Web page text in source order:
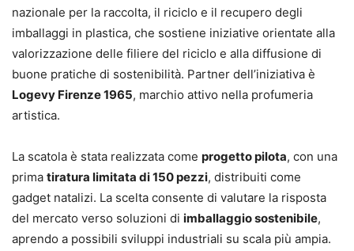
nazionale per la raccolta, il riciclo e il recupero degli
imballaggi in plastica, che sostiene iniziative orientate alla
valorizzazione delle filiere del riciclo e alla diffusione di
buone pratiche di sostenibilità. Partner dell’iniziativa è
Logevy Firenze 1965, marchio attivo nella profumeria
artistica.
La scatola è stata realizzata come progetto pilota, con una
prima tiratura limitata di 150 pezzi, distribuiti come
gadget natalizi. La scelta consente di valutare la risposta
del mercato verso soluzioni di imballaggio sostenibile,
aprendo a possibili sviluppi industriali su scala più ampia.